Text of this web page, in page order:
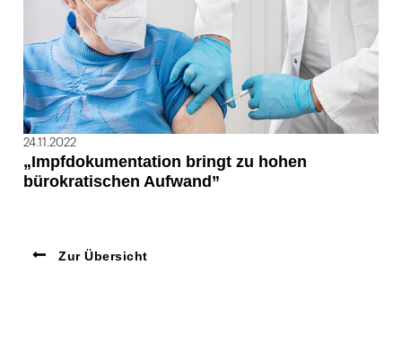
24.11.2022
„Impfdokumentation bringt zu hohen
bürokratischen Aufwand”
Zur Übersicht